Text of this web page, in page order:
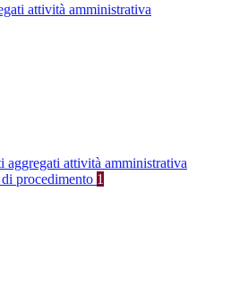
attività amministrativa
aggregati attività amministrativa
procedimento 1